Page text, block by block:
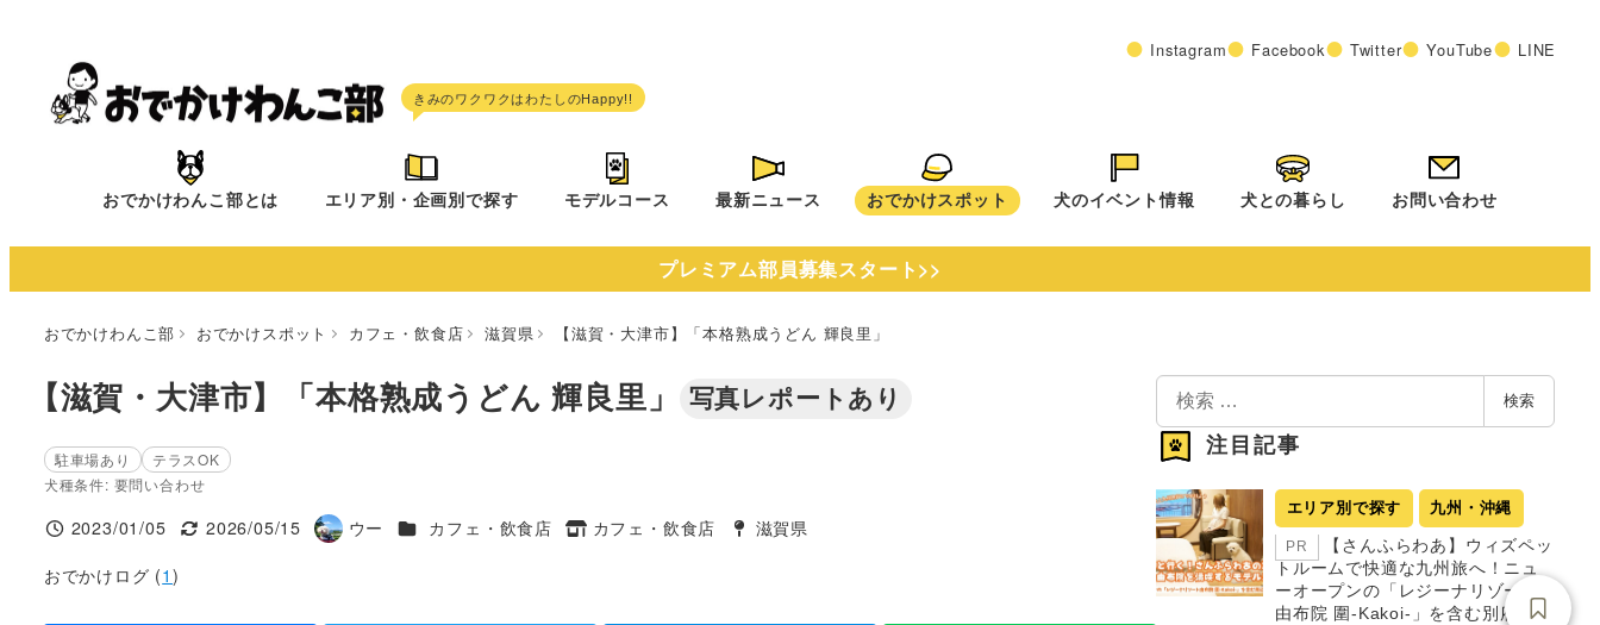
へ
Instagram Facebook Twitter YouTube LINE
おでかけわんこ部とは エリア別・企画別で探す モデルコース 最新ニュース おでかけスポット 犬のイベント情報 犬との暮らし お問い合わせ
プレミアム部員募集スタート>>
おでかけわんこ部 おでかけスポット カフェ・飲食店 滋賀県 【滋賀・大津市】「本格熟成うどん 輝良里」
【滋賀・大津市】「本格熟成うどん 輝良里」 写真レポートあり
駐車場あり
テラスOK
犬種条件: 要問い合わせ
投稿日
2023/01/05
更新日
2026/05/15
著
ウー 施設ジャンル
カフェ・飲食店
タグ
カフェ・飲食店
タグ
滋賀県
おでかけログ (1)
検
索
検索
注目記事
エリア別で探す 九州・沖縄
PR
【さんふらわあ】ウィズペッ
トルームで快適な九州旅へ！ニュ
ーオープンの「レジーナリゾート
由布院 圍-Kakoi-」を含む別府・由